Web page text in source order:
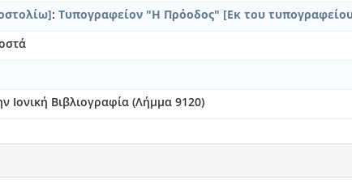
: Τυπογραφείον "Η Πρόοδος" [Εκ του
Ιονική Βιβλιογραφία (Λήμμα 9120)